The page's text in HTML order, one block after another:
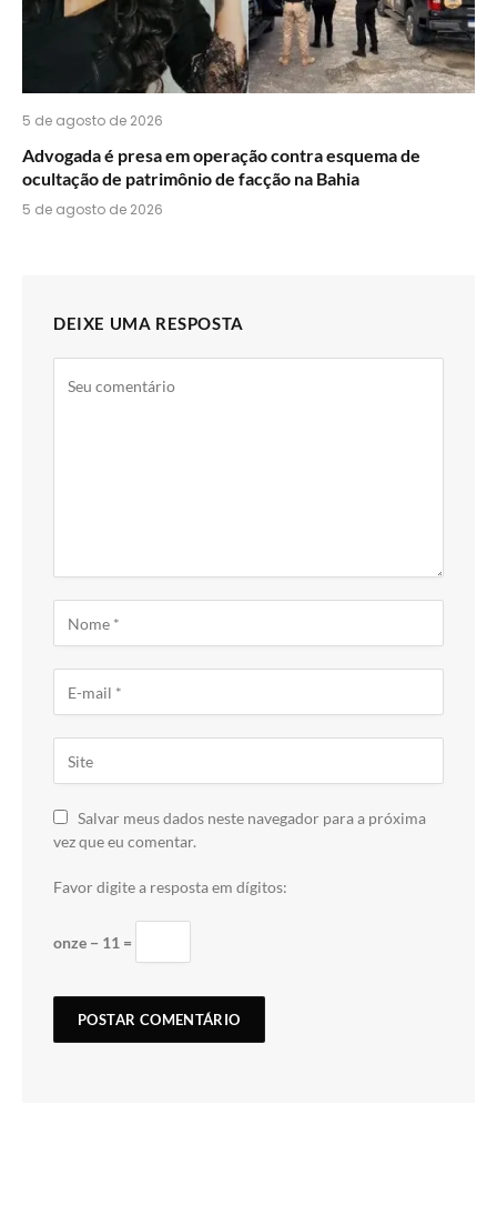
5 de agosto de 2026
Advogada é presa em operação contra esquema de
ocultação de patrimônio de facção na Bahia
5 de agosto de 2026
DEIXE UMA RESPOSTA
Salvar meus dados neste navegador para a próxima
vez que eu comentar.
Favor digite a resposta em dígitos:
onze − 11 =